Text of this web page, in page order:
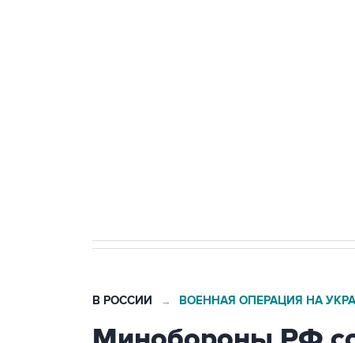
В РОССИИ → ВОЕННАЯ ОПЕРАЦИЯ НА